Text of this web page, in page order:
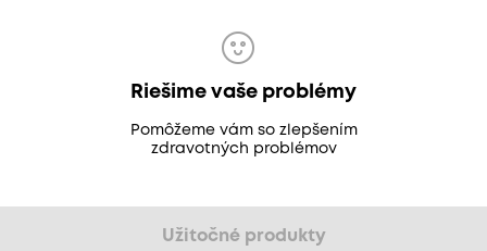
Riešime vaše problémy
Pomôžeme vám so zlepšením
zdravotných problémov
Užitočné produkty